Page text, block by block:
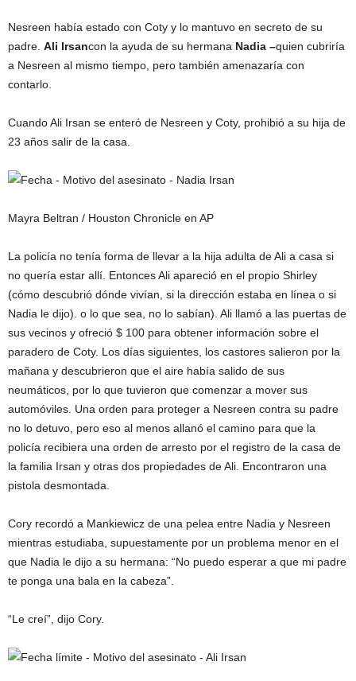
Nesreen había estado con Coty y lo mantuvo en secreto de su
padre. Ali Irsancon la ayuda de su hermana Nadia –quien cubriría
a Nesreen al mismo tiempo, pero también amenazaría con
contarlo.
Cuando Ali Irsan se enteró de Nesreen y Coty, prohibió a su hija de
23 años salir de la casa.
Mayra Beltran / Houston Chronicle en AP
La policía no tenía forma de llevar a la hija adulta de Ali a casa si
no quería estar allí. Entonces Ali apareció en el propio Shirley
(cómo descubrió dónde vivían, si la dirección estaba en línea o si
Nadia le dijo). o lo que sea, no lo sabían). Ali llamó a las puertas de
sus vecinos y ofreció $ 100 para obtener información sobre el
paradero de Coty. Los días siguientes, los castores salieron por la
mañana y descubrieron que el aire había salido de sus
neumáticos, por lo que tuvieron que comenzar a mover sus
automóviles. Una orden para proteger a Nesreen contra su padre
no lo detuvo, pero eso al menos allanó el camino para que la
policía recibiera una orden de arresto por el registro de la casa de
la familia Irsan y otras dos propiedades de Ali. Encontraron una
pistola desmontada.
Cory recordó a Mankiewicz de una pelea entre Nadia y Nesreen
mientras estudiaba, supuestamente por un problema menor en el
que Nadia le dijo a su hermana: “No puedo esperar a que mi padre
te ponga una bala en la cabeza”.
“Le creí”, dijo Cory.